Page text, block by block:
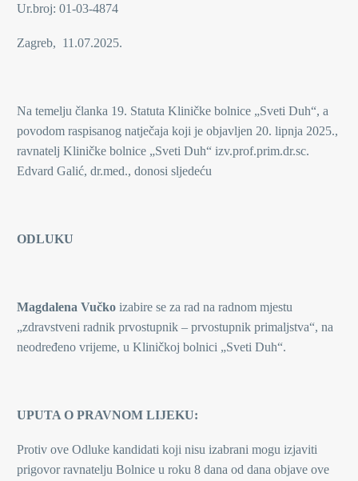
Ur.broj: 01-03-4874
Zagreb, 11.07.2025.
Na temelju članka 19. Statuta Kliničke bolnice „Sveti Duh“, a
povodom raspisanog natječaja koji je objavljen 20. lipnja 2025.,
ravnatelj Kliničke bolnice „Sveti Duh“ izv.prof.prim.dr.sc.
Edvard Galić, dr.med., donosi sljedeću
ODLUKU
Magdalena Vučko izabire se za rad na radnom mjestu
„zdravstveni radnik prvostupnik – prvostupnik primaljstva“, na
neodređeno vrijeme, u Kliničkoj bolnici „Sveti Duh“.
UPUTA O PRAVNOM LIJEKU:
Protiv ove Odluke kandidati koji nisu izabrani mogu izjaviti
prigovor ravnatelju Bolnice u roku 8 dana od dana objave ove